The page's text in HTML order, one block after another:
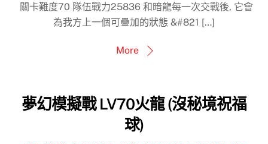
關卡難度70 隊伍戰力25836 和暗龍每一次交戰後, 它會
為我方上一個可疊加的狀態 &#821 […]
More
夢幻模擬戰 LV70火龍 (沒秘境祝福
球)